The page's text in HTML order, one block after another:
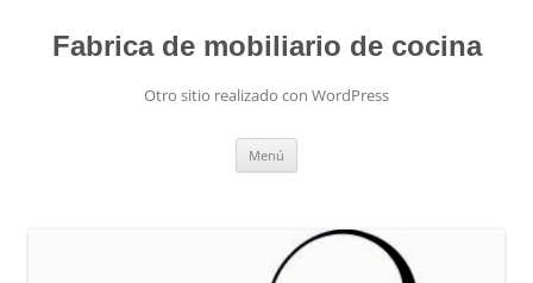
Fabrica de mobiliario de cocina
Otro sitio realizado con WordPress
Menú